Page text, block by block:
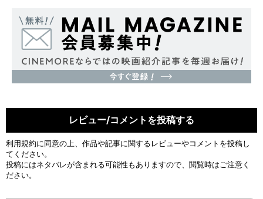
レビュー/コメントを投稿する
利用規約に同意の上、作品や記事に関するレビューやコメントを投稿し
てください。
投稿にはネタバレが含まれる可能性もありますので、閲覧時はご注意く
ださい。